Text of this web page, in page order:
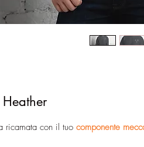
ricamata con il tuo componente